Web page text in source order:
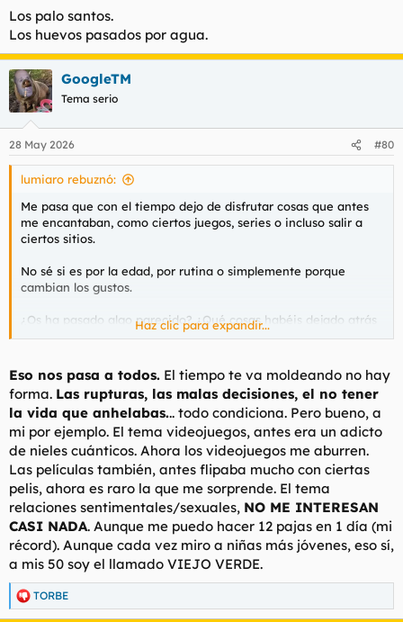
:
Los palo santos.
Los huevos pasados por agua.
GoogleTM
Tema serio
28 May 2026 #80
lumiaro rebuznó:
Me pasa que con el tiempo dejo de disfrutar cosas que antes
me encantaban, como ciertos juegos, series o incluso salir a
ciertos sitios.
No sé si es por la edad, por rutina o simplemente porque
cambian los gustos.
¿Os ha pasado algo parecido? ¿Qué cosas habéis dejado atrás
con el tiempo?
Haz clic para expandir...
Eso nos pasa a todos. El tiempo te va moldeando no hay
forma. Las rupturas, las malas decisiones, el no tener
la vida que anhelabas... todo condiciona. Pero bueno, a
mi por ejemplo. El tema videojuegos, antes era un adicto
de nieles cuánticos. Ahora los videojuegos me aburren.
Las películas también, antes flipaba mucho con ciertas
pelis, ahora es raro la que me sorprende. El tema
relaciones sentimentales/sexuales, NO ME INTERESAN
CASI NADA. Aunque me puedo hacer 12 pajas en 1 día (mi
récord). Aunque cada vez miro a niñas más jóvenes, eso sí,
a mis 50 soy el llamado VIEJO VERDE.
R
e
TORBE